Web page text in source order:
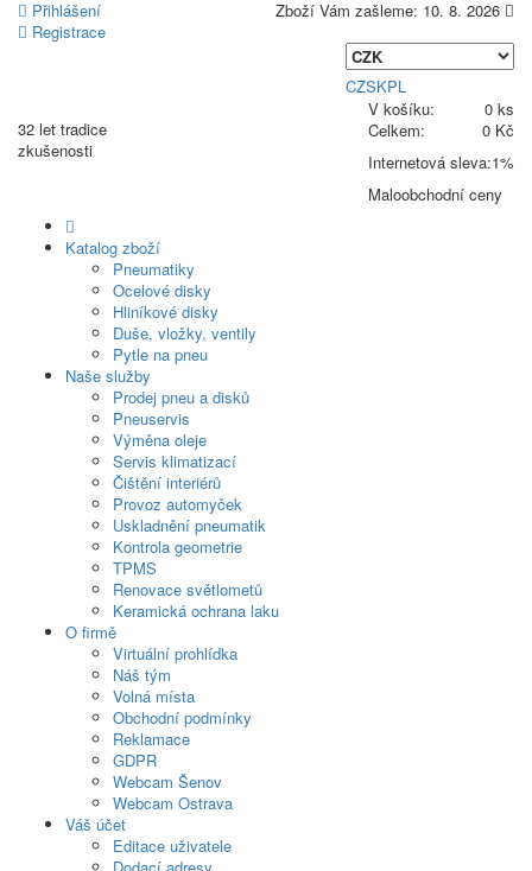
Přihlášení
Registrace
Zboží Vám zašleme: 10. 8. 2026
CZSKPL
32 let tradice
zkušenosti
V košíku:
0 ks
Celkem:
0 Kč
Internetová sleva:1%
Maloobchodní ceny
Katalog zboží
Pneumatiky
Ocelové disky
Hliníkové disky
Duše, vložky, ventily
Pytle na pneu
Naše služby
Prodej pneu a disků
Pneuservis
Výměna oleje
Servis klimatizací
Čištění interiérů
Provoz automyček
Uskladnění pneumatik
Kontrola geometrie
TPMS
Renovace světlometů
Keramická ochrana laku
O firmě
Virtuální prohlídka
Náš tým
Volná místa
Obchodní podmínky
Reklamace
GDPR
Webcam Šenov
Webcam Ostrava
Váš účet
Editace uživatele